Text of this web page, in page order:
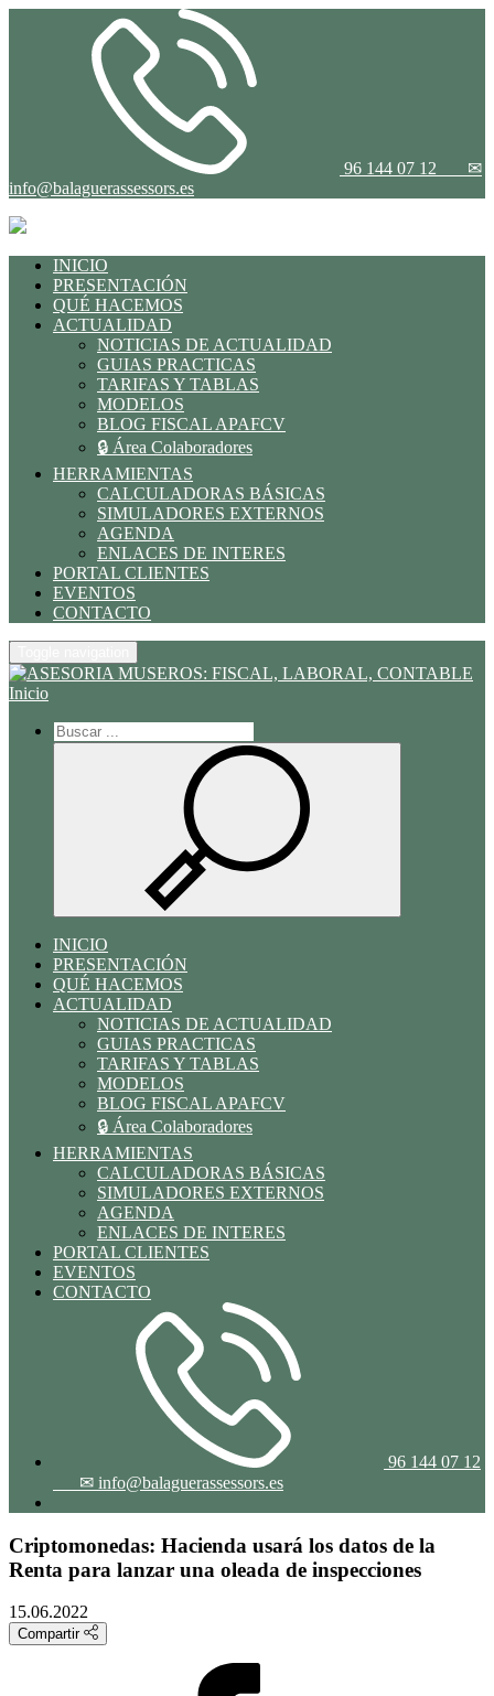
96 144 07 12 ✉
info@balaguerassessors.es
INICIO
PRESENTACIÓN
QUÉ HACEMOS
ACTUALIDAD
NOTICIAS DE ACTUALIDAD
GUIAS PRACTICAS
TARIFAS Y TABLAS
MODELOS
BLOG FISCAL APAFCV
🔒 Área Colaboradores
HERRAMIENTAS
CALCULADORAS BÁSICAS
SIMULADORES EXTERNOS
AGENDA
ENLACES DE INTERES
PORTAL CLIENTES
EVENTOS
CONTACTO
Inicio
INICIO
PRESENTACIÓN
QUÉ HACEMOS
ACTUALIDAD
NOTICIAS DE ACTUALIDAD
GUIAS PRACTICAS
TARIFAS Y TABLAS
MODELOS
BLOG FISCAL APAFCV
🔒 Área Colaboradores
HERRAMIENTAS
CALCULADORAS BÁSICAS
SIMULADORES EXTERNOS
AGENDA
ENLACES DE INTERES
PORTAL CLIENTES
EVENTOS
CONTACTO
96 144 07 12
✉ info@balaguerassessors.es
Criptomonedas: Hacienda usará los datos de la
Renta para lanzar una oleada de inspecciones
15.06.2022
Compartir